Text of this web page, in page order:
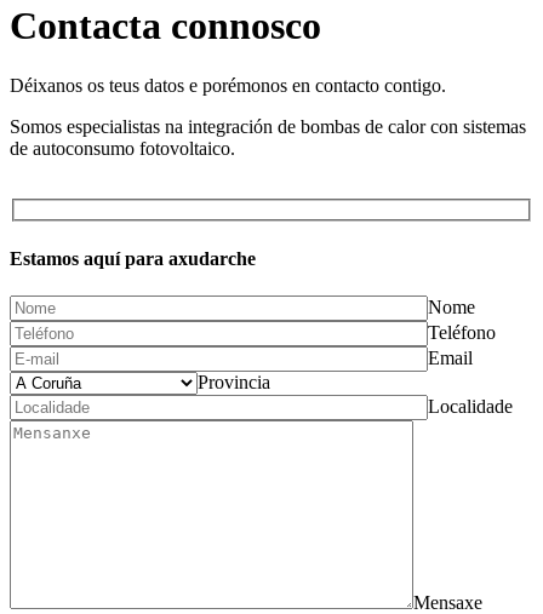
Contacta connosco
Déixanos os teus datos e porémonos en contacto contigo.
Somos especialistas na integración de bombas de calor con sistemas
de autoconsumo fotovoltaico.
Estamos aquí para axudarche
Nome
Teléfono
Email
Provincia
Localidade
Mensaxe